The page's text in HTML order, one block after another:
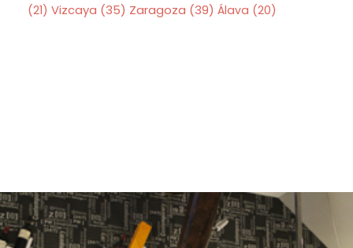
(21) Vizcaya (35) Zaragoza (39) Álava (20)